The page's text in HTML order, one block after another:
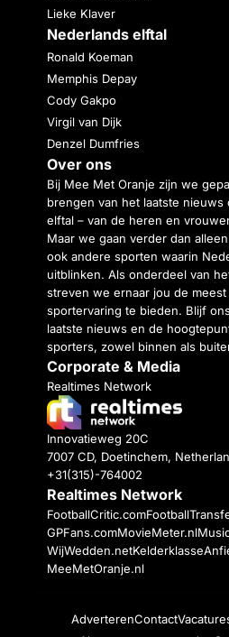
Lieke Klaver
Nederlands elftal
Ronald Koeman
Memphis Depay
Cody Gakpo
Virgil van Dijk
Denzel Dumfries
Over ons
Bij Mee Met Oranje zijn we
brengen van het laatste
elftal – van de heren en
Maar we gaan verder dan
ook andere sporten waarin
uitblinken. Als onderdeel van
streven we ernaar jou de meest
sportervaring te bieden. Blijf
laatste nieuws en de
sporters, zowel binnen als
Corporate & Media
Realtimes Network
Innovatieweg 20C
7007 CD, Doetinchem,
+31(315)-764002
Realtimes Network
FootballCritic.com
GPFans.comMovieMeter.nl
WijWedden.netKelderklasse
MeeMetOranje.nl
AdverterenContact